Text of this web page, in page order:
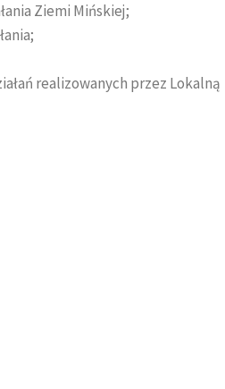
Ziemi Mińskiej;
realizowanych przez Lokalną